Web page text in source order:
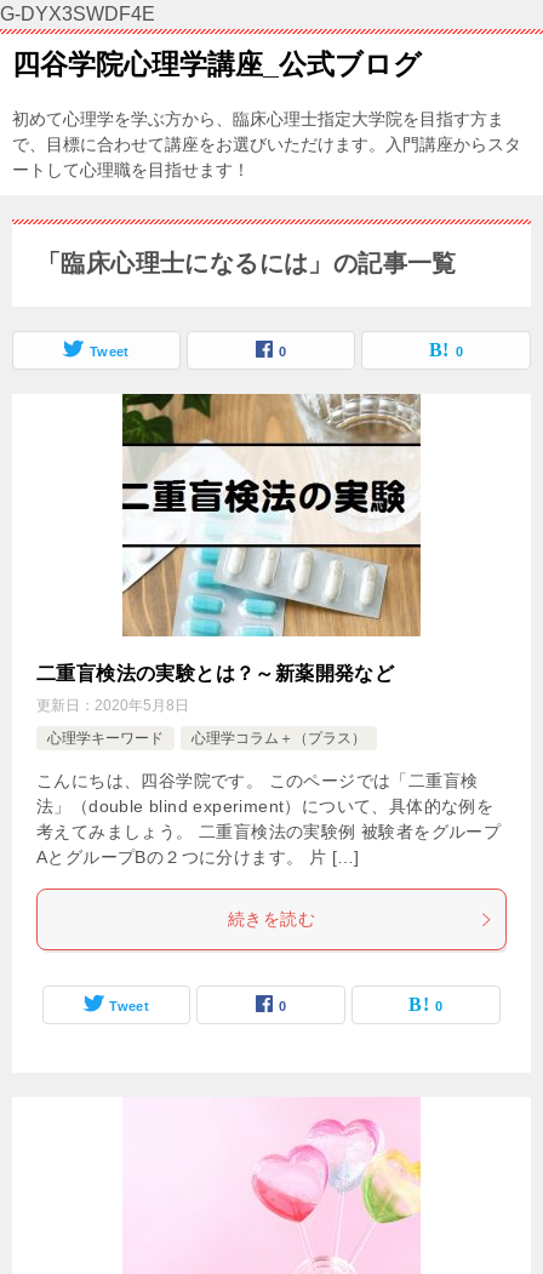
G-DYX3SWDF4E
四谷学院心理学講座_公式ブログ
初めて心理学を学ぶ方から、臨床心理士指定大学院を目指す方ま
で、目標に合わせて講座をお選びいただけます。入門講座からスタ
ートして心理職を目指せます！
「臨床心理士になるには」の記事一覧
Tweet 0 0
二重盲検法の実験とは？～新薬開発など
更新日： 2020年5月8日
心理学キーワード
心理学コラム＋（プラス）
こんにちは、四谷学院です。 このページでは「二重盲検
法」（double blind experiment）について、具体的な例を
考えてみましょう。 二重盲検法の実験例 被験者をグループ
AとグループBの２つに分けます。 片 […]
続きを読む
Tweet 0 0